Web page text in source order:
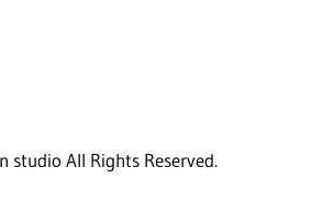
studio All Rights Reserved.